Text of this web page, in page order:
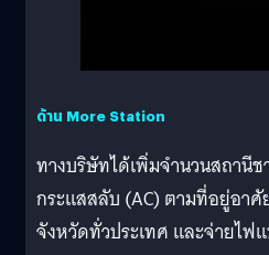
ด้าน More Station
ทางบริษัทได้เพิ่มจำนวนสถานี
กระแสสลับ (AC) ตามที่อยู่อา
จังหวัดทั่วประเทศ และจ่ายไฟ